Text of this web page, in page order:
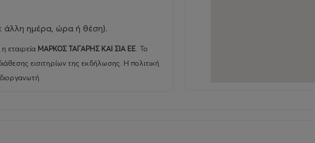
άλλη ημέρα, ώρα ή θέση).
εταιρεία ΜΑΡΚΟΣ ΤΑΓΑΡΗΣ ΚΑΙ ΣΙΑ ΕΕ. Το
εισιτηρίων της εκδήλωσης. Η πολιτική